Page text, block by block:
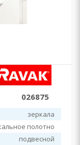
026875
зеркала
полотно
подвесной